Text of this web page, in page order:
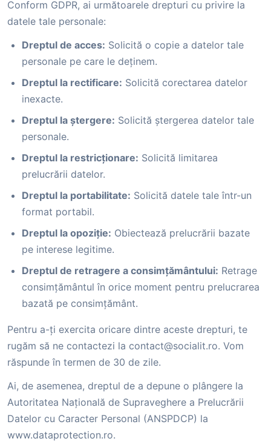
Conform GDPR, ai următoarele drepturi cu privire la
datele tale personale:
Dreptul de acces: Solicită o copie a datelor tale
personale pe care le deținem.
Dreptul la rectificare: Solicită corectarea datelor
inexacte.
Dreptul la ștergere: Solicită ștergerea datelor tale
personale.
Dreptul la restricționare: Solicită limitarea
prelucrării datelor.
Dreptul la portabilitate: Solicită datele tale într-un
format portabil.
Dreptul la opoziție: Obiectează prelucrării bazate
pe interese legitime.
Dreptul de retragere a consimțământului: Retrage
consimțământul în orice moment pentru prelucrarea
bazată pe consimțământ.
Pentru a-ți exercita oricare dintre aceste drepturi, te
rugăm să ne contactezi la contact@socialit.ro. Vom
răspunde în termen de 30 de zile.
Ai, de asemenea, dreptul de a depune o plângere la
Autoritatea Națională de Supraveghere a Prelucrării
Datelor cu Caracter Personal (ANSPDCP) la
www.dataprotection.ro.